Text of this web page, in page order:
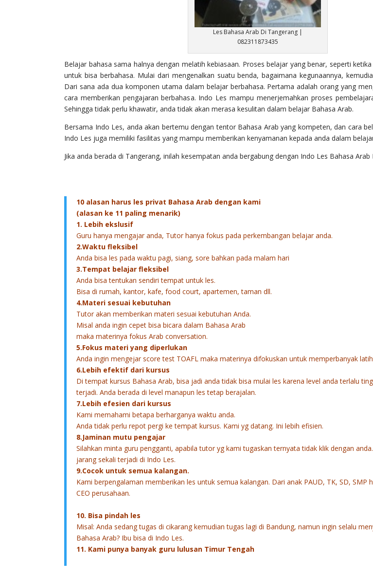
Les Bahasa Arab Di Tangerang |
082311873435
Belajar bahasa sama halnya dengan melatih kebiasaan. Proses belajar yang benar, seperti
untuk bisa berbahasa. Mulai dari mengenalkan suatu benda, bagaimana kegunaannya,
Dari sana ada dua komponen utama dalam belajar berbahasa. Pertama adalah orang yang
cara memberikan pengajaran berbahasa. Indo Les mampu menerjemahkan proses
Sehingga tidak perlu khawatir, anda tidak akan merasa kesulitan dalam belajar Bahasa Arab.
Bersama Indo Les, anda akan bertemu dengan tentor Bahasa Arab yang kompeten, dan cara
Indo Les juga memiliki fasilitas yang mampu memberikan kenyamanan kepada anda dalam
Jika anda berada di Tangerang, inilah kesempatan anda bergabung dengan Indo Les Bahasa Arab
10 alasan harus les privat Bahasa Arab dengan kami
(alasan ke 11 paling menarik)
1. Lebih ekslusif
Guru hanya mengajar anda, Tutor hanya fokus pada perkembangan belajar anda.
2.Waktu fleksibel
Anda bisa les pada waktu pagi, siang, sore bahkan pada malam hari
3.Tempat belajar fleksibel
Anda bisa tentukan sendiri tempat untuk les.
Bisa di rumah, kantor, kafe, food court, apartemen, taman dll.
4.Materi sesuai kebutuhan
Tutor akan memberikan materi sesuai kebutuhan Anda.
Misal anda ingin cepet bisa bicara dalam Bahasa Arab
maka materinya fokus Arab conversation.
5.Fokus materi yang diperlukan
Anda ingin mengejar score test TOAFL maka materinya difokuskan untuk memperbanyak
6.Lebih efektif dari kursus
Di tempat kursus Bahasa Arab, bisa jadi anda tidak bisa mulai les karena level anda terlalu
terjadi. Anda berada di level manapun les tetap berajalan.
7.Lebih efesien dari kursus
Kami memahami betapa berharganya waktu anda.
Anda tidak perlu repot pergi ke tempat kursus. Kami yg datang. Ini lebih efisien.
8.Jaminan mutu pengajar
Silahkan minta guru pengganti, apabila tutor yg kami tugaskan ternyata tidak klik dengan
jarang sekali terjadi di Indo Les.
9.Cocok untuk semua kalangan.
Kami berpengalaman memberikan les untuk semua kalangan. Dari anak PAUD, TK, SD, SMP
CEO perusahaan.
10. Bisa pindah les
Misal: Anda sedang tugas di cikarang kemudian tugas lagi di Bandung, namun ingin selalu
Bahasa Arab? Ibu bisa di Indo Les.
11. Kami punya banyak guru lulusan Timur Tengah